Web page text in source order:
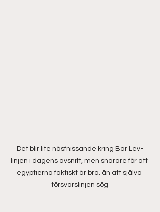
Det blir lite näsfnissande kring Bar Lev-
linjen i dagens avsnitt, men snarare för att
egyptierna faktiskt är bra. än att själva
försvarslinjen sög